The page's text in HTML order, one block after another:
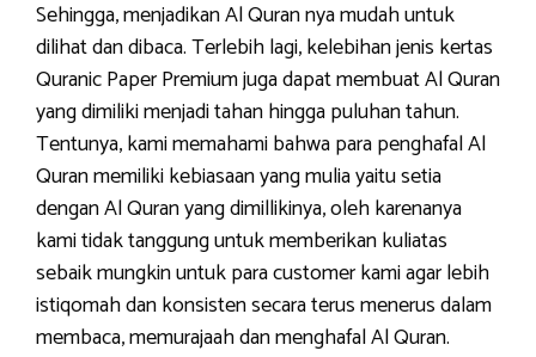
Sehingga, menjadikan Al Quran nya mudah untuk
dilihat dan dibaca. Terlebih lagi, kelebihan jenis kertas
Quranic Paper Premium juga dapat membuat Al Quran
yang dimiliki menjadi tahan hingga puluhan tahun.
Tentunya, kami memahami bahwa para penghafal Al
Quran memiliki kebiasaan yang mulia yaitu setia
dengan Al Quran yang dimillikinya, oleh karenanya
kami tidak tanggung untuk memberikan kuliatas
sebaik mungkin untuk para customer kami agar lebih
istiqomah dan konsisten secara terus menerus dalam
membaca, memurajaah dan menghafal Al Quran.